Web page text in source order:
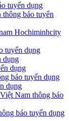
tuyển dụng
báo tuyển
Hochiminhcity
tuyển dụng
dụng
dụng
báo tuyển dụng
dụng
Nam thông báo
báo tuyển dụng